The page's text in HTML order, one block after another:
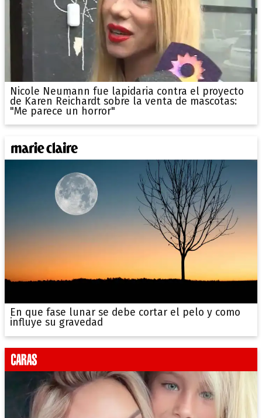
Nicole Neumann fue lapidaria contra el proyecto
de Karen Reichardt sobre la venta de mascotas:
"Me parece un horror"
En que fase lunar se debe cortar el pelo y como
influye su gravedad